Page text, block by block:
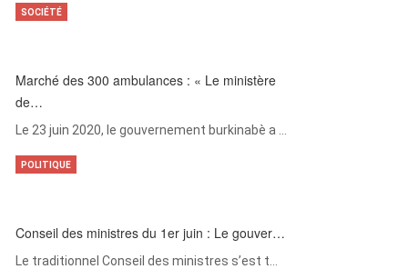
Marché des 300 ambulances : « Le ministère
de…
Le 23 juin 2020, le gouvernement burkinabè a …
SOCIÉTÉ
Conseil des ministres du 1er juin : Le gouver…
Le traditionnel Conseil des ministres s’est t…
POLITIQUE